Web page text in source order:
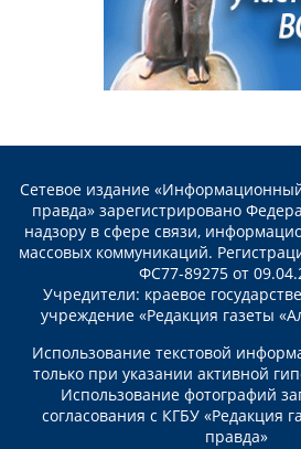
Сетевое издание
правда» зарегистрировано
надзору в сфере связи,
массовых коммуникаций.
ФС77-89275 от
Учредители: краевое
учреждение «Редакция газеты
Использование текстовой
только при указании активной
Использование фотографий
согласования с КГБУ «Редакция
правда»